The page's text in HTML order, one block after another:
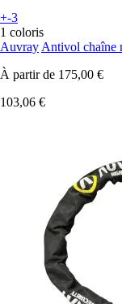
+-3
1 coloris
Auvray Antivol chaîne
À partir de 175,00 €
103,06 €